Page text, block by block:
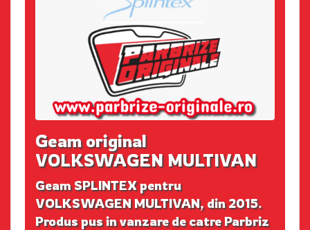
Geam original
VOLKSWAGEN MULTIVAN
Geam SPLINTEX pentru
VOLKSWAGEN MULTIVAN, din 2015.
Produs pus in vanzare de catre Parbriz